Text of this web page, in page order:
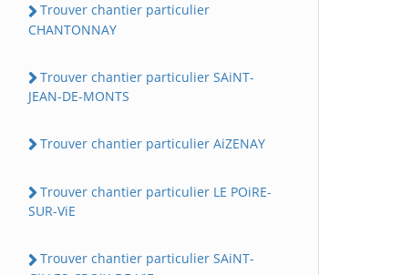
Trouver chantier particulier
CHANTONNAY
Trouver chantier particulier SAiNT-
JEAN-DE-MONTS
Trouver chantier particulier AiZENAY
Trouver chantier particulier LE POiRE-
SUR-ViE
Trouver chantier particulier SAiNT-